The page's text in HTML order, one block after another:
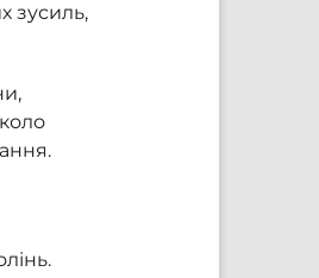
зусиль,